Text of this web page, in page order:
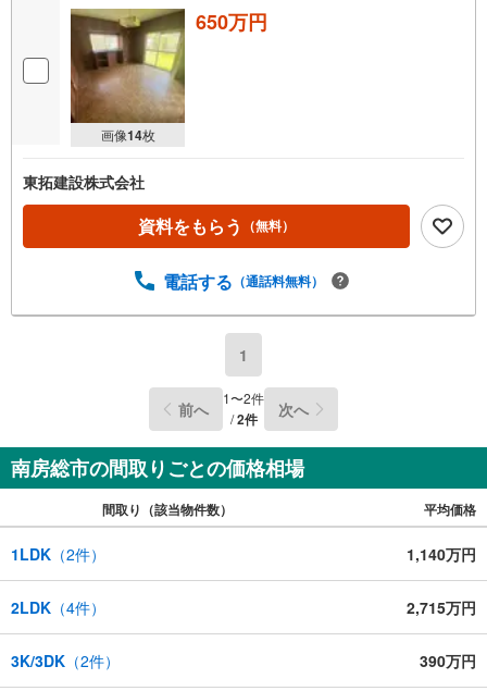
画像14枚
650万円
東拓建設株式会社
資料をもらう （無料）
電話する （通話料無料）
1
前へ 1〜2件
/2件 次へ
南房総市の間取りごとの価格相場
間取り（該当物件数） 平均価格
1LDK （2件） 1,140万円
2LDK （4件） 2,715万円
3K/3DK （2件） 390万円